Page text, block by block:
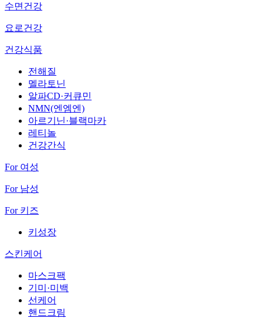
수면건강
요로건강
건강식품
전해질
멜라토닌
알파CD·커큐민
NMN(엔엠엔)
아르기닌·블랙마카
레티놀
건강간식
For 여성
For 남성
For 키즈
키성장
스킨케어
마스크팩
기미·미백
선케어
핸드크림